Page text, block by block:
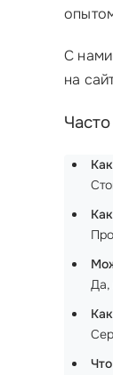
С
на
Да,